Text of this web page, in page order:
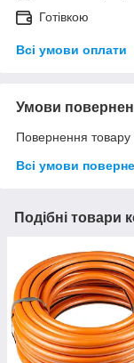
Готівкою
Всі умови оплати
Умови
Повернення товару
Всі умови
Подібні товари